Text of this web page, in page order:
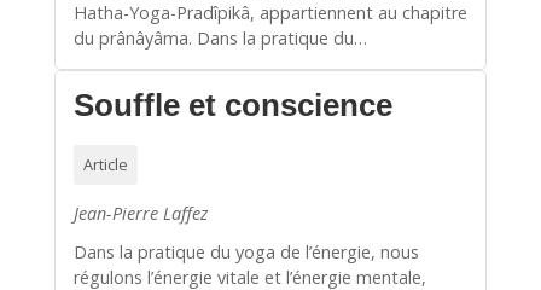
Hatha-Yoga-Pradîpikâ, appartiennent au chapitre
du prânâyâma. Dans la pratique du…
Souffle et conscience
Article
Jean-Pierre Laffez
Dans la pratique du yoga de l’énergie, nous
régulons l’énergie vitale et l’énergie mentale,